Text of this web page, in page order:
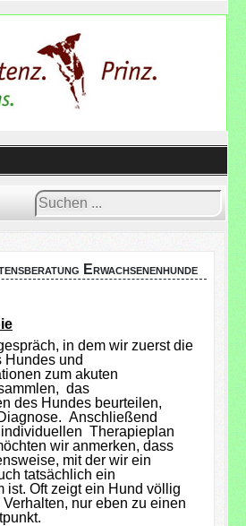
Suchen
...
Erwachsenenhunde
in dem wir zuerst die
Hundes und
zum akuten
das
des Hundes beurteilen,
Anschließend
Therapieplan
wir anmerken, dass
mit der wir ein
tatsächlich ein
ist. Oft zeigt ein Hund völlig
nur eben zu einen